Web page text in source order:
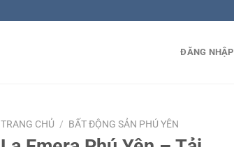
ĐĂNG NHẬP
TRANG CHỦ / BẤT ĐỘNG SẢN PHÚ YÊN